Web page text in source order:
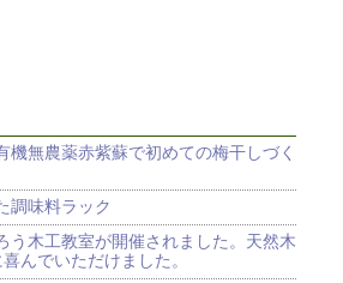
機無農薬赤紫蘇で初めての梅干しづく
調味料ラック
う木工教室が開催されました。天然木
んでいただけました。